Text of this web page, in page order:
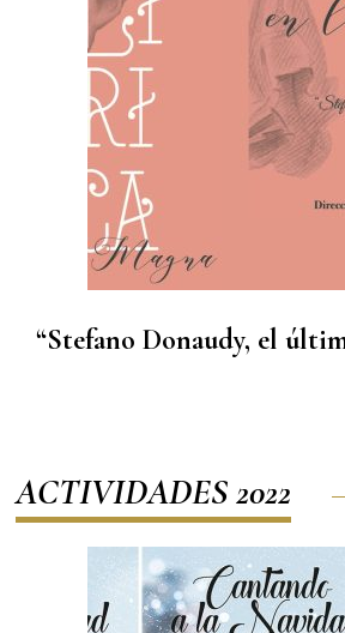
“Stefano Donaudy, el
ACTIVIDADES 2022